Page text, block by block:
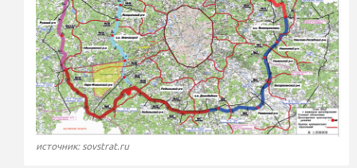
источник: sovstrat.ru